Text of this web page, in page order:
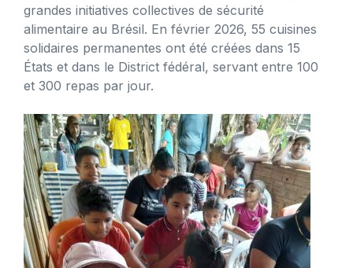
grandes initiatives collectives de sécurité
alimentaire au Brésil. En février 2026, 55 cuisines
solidaires permanentes ont été créées dans 15
États et dans le District fédéral, servant entre 100
et 300 repas par jour.